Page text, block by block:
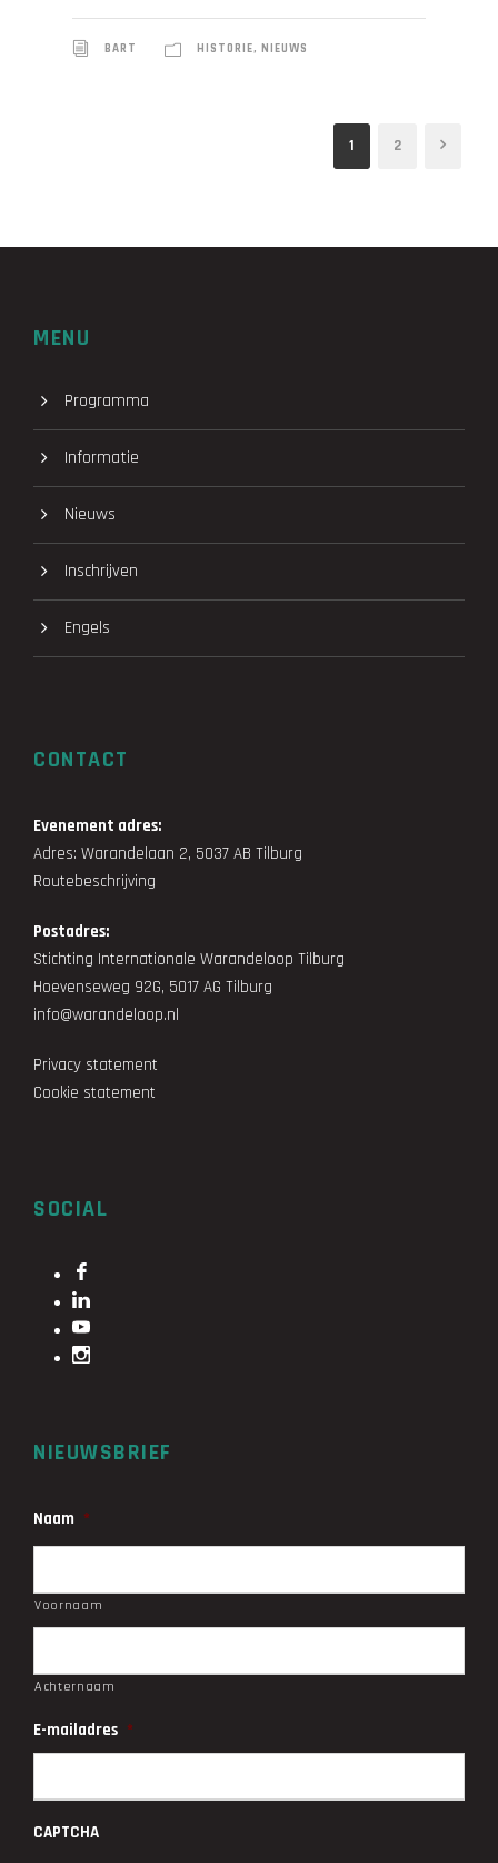
BART HISTORIE, NIEUWS
1 2
MENU
Programma
Informatie
Nieuws
Inschrijven
Engels
CONTACT
Evenement adres:
Adres: Warandelaan 2, 5037 AB Tilburg
Routebeschrijving
Postadres:
Stichting Internationale Warandeloop Tilburg
Hoevenseweg 92G, 5017 AG Tilburg
info@warandeloop.nl
Privacy statement
Cookie statement
SOCIAL
NIEUWSBRIEF
Naam *
Voornaam
Achternaam
E-mailadres *
CAPTCHA